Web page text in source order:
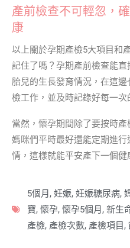
產前檢查不可輕忽，
康
以上關於孕期產檢5大項目和
記住了嗎？孕期產前檢查能
胎兒的生長發育情況，在這
檢工作，並及時記錄好每一次
當然，懷孕期間除了要按時
媽咪們平時最好還能定期進
情，這樣就能平安產下一個健
5個月 , 妊娠, 妊娠糖尿病,
寶, 懷孕, 懷孕5個月 , 新生
產檢, 產檢次數, 產檢項目 ,